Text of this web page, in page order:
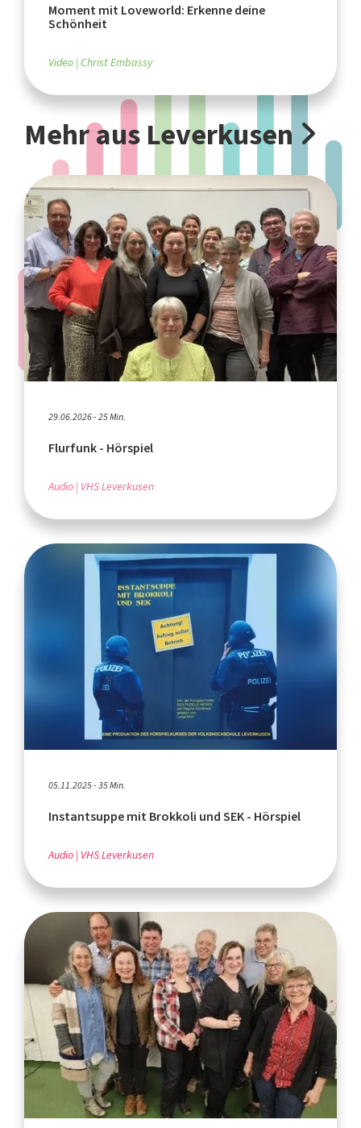
Moment mit Loveworld: Erkenne deine
Schönheit
Video Christ Embassy
Mehr aus Leverkusen
29.06.2026 - 25 Min.
Flurfunk - Hörspiel
Audio VHS Leverkusen
05.11.2025 - 35 Min.
Instantsuppe mit Brokkoli und SEK - Hörspiel
Audio VHS Leverkusen